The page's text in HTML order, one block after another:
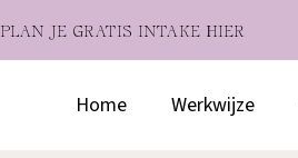
PLAN JE GRATIS INTAKE HIER
Home Werkwijze